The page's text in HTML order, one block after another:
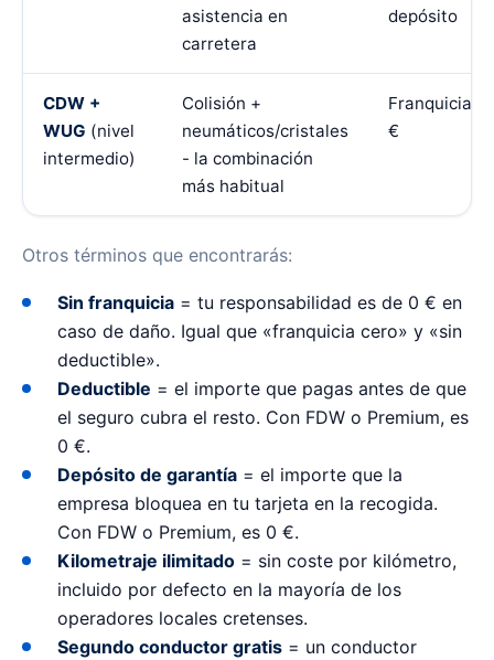
asistencia en
carretera
depósito
CDW +
WUG (nivel
intermedio)
Colisión +
neumáticos/cristales
- la combinación
más habitual
Franquicia 0
€
Otros términos que encontrarás:
Sin franquicia = tu responsabilidad es de 0 € en
caso de daño. Igual que «franquicia cero» y «sin
deductible».
Deductible = el importe que pagas antes de que
el seguro cubra el resto. Con FDW o Premium, es
0 €.
Depósito de garantía = el importe que la
empresa bloquea en tu tarjeta en la recogida.
Con FDW o Premium, es 0 €.
Kilometraje ilimitado = sin coste por kilómetro,
incluido por defecto en la mayoría de los
operadores locales cretenses.
Segundo conductor gratis = un conductor